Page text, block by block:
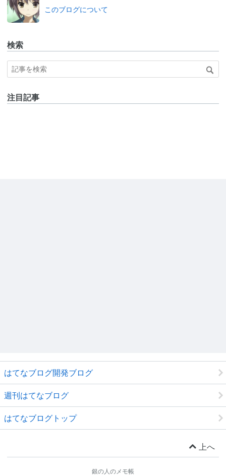
このブログについて
検索
注目記事
はてなブログ開発ブログ
週刊はてなブログ
はてなブログトップ
上へ
銀の人のメモ帳